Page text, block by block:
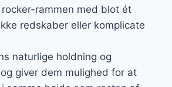
rammen med blot ét
redskaber eller komplicate
naturlige holdning og
giver dem mulighed for at